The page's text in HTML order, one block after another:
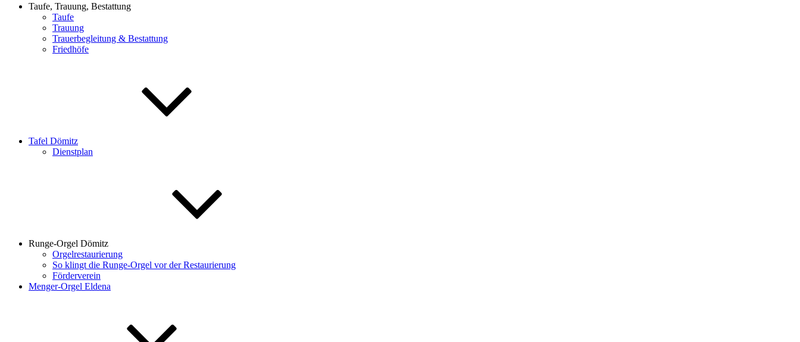
Taufe, Trauung, Bestattung
Taufe
Trauung
Trauerbegleitung & Bestattung
Friedhöfe
Tafel Dömitz
Dienstplan
Runge-Orgel Dömitz
Orgelrestaurierung
So klingt die Runge-Orgel vor der Restaurierung
Förderverein
Menger-Orgel Eldena